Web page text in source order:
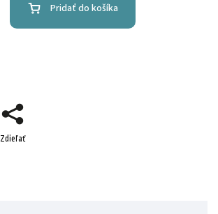
Pridať do košíka
Zdieľať